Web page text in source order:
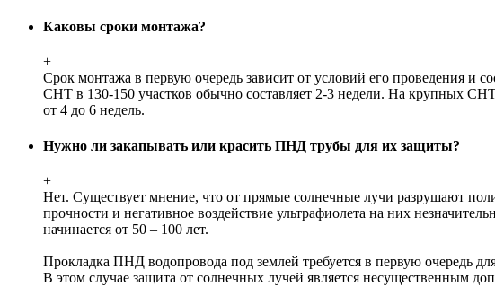
Каковы сроки монтажа?
+
Срок монтажа в первую очередь зависит от условий его проведения и
СНТ в 130-150 участков обычно составляет 2-3 недели. На крупных
от 4 до 6 недель.
Нужно ли закапывать или красить ПНД трубы для их защиты?
+
Нет. Существует мнение, что от прямые солнечные лучи разрушают
прочности и негативное воздействие ультрафиолета на них
начинается от 50 – 100 лет.
Прокладка ПНД водопровода под землей требуется в первую очередь
В этом случае защита от солнечных лучей является несущественным